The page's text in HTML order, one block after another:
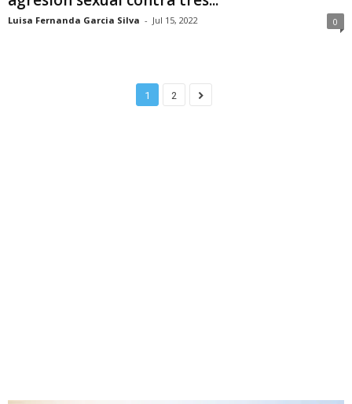
Luisa Fernanda Garcia Silva - Jul 15, 2022 0
1 2